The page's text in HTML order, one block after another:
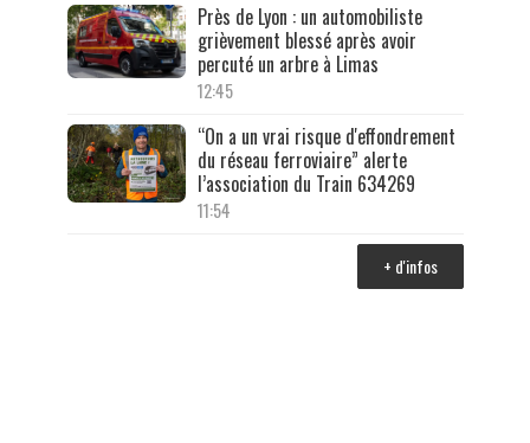
Près de Lyon : un automobiliste
grièvement blessé après avoir
percuté un arbre à Limas
12:45
“On a un vrai risque d'effondrement
du réseau ferroviaire” alerte
l’association du Train 634269
11:54
+ d'infos